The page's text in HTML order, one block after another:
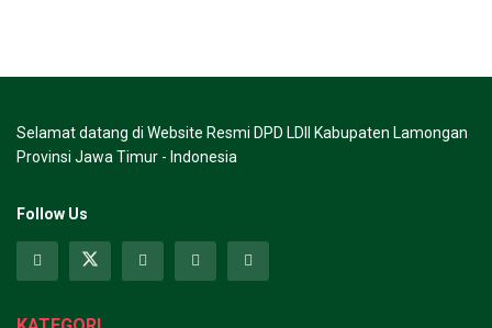
Selamat datang di Website Resmi DPD LDII Kabupaten Lamongan
Provinsi Jawa Timur - Indonesia
Follow Us